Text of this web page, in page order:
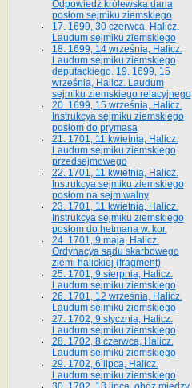
Odpowiedź królewska dana
posłom sejmiku ziemskiego
17. 1699, 30 czerwca, Halicz.
Laudum sejmiku ziemskiego
18. 1699, 14 września, Halicz.
Laudum sejmiku ziemskiego
deputackiego. 19. 1699, 15
września, Halicz. Laudum
sejmiku ziemskiego relacyjnego
20. 1699, 15 września, Halicz.
Instrukcya sejmiku ziemskiego
posłom do prymasa
21. 1701, 11 kwietnia, Halicz.
Laudum sejmiku ziemskiego
przedsejmowego
22. 1701, 11 kwietnia, Halicz.
Instrukcya sejmiku ziemskiego
posłom na sejm walny
23. 1701, 11 kwietnia, Halicz.
Instrukcya sejmiku ziemskiego
posłom do hetmana w. kor.
24. 1701, 9 maja, Halicz.
Ordynacya sądu skarbowego
ziemi halickiej (fragment)
25. 1701, 9 sierpnia, Halicz.
Laudum sejmiku ziemskiego
26. 1701, 12 września, Halicz.
Laudum sejmiku ziemskiego
27. 1702, 9 stycznia, Halicz.
Laudum sejmiku ziemskiego
28. 1702, 8 czerwca, Halicz.
Laudum sejmiku ziemskiego
29. 1702, 6 lipca, Halicz.
Laudum sejmiku ziemskiego